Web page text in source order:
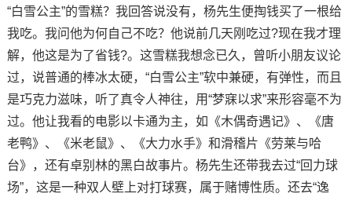
“白雪公主”的雪糕？我回答说没有，杨先生便掏钱买了一根给
我吃。我问他为何自己不吃？他说前几天刚吃过?现在我才理
解，他这是为了省钱?。这雪糕我想念已久，曾听小朋友议论
过，说普通的棒冰太硬，“白雪公主”软中兼硬，有弹性，而且
是巧克力滋味，听了真令人神往，用“梦寐以求”来形容毫不为
过。他让我看的电影以卡通为主，如《木偶奇遇记》、《唐
老鸭》、《米老鼠》、《大力水手》和滑稽片《劳莱与哈
台》，还有卓别林的黑白故事片。杨先生还带我去过“回力球
场”，这是一种双人壁上对打球赛，属于赌博性质。还去“逸